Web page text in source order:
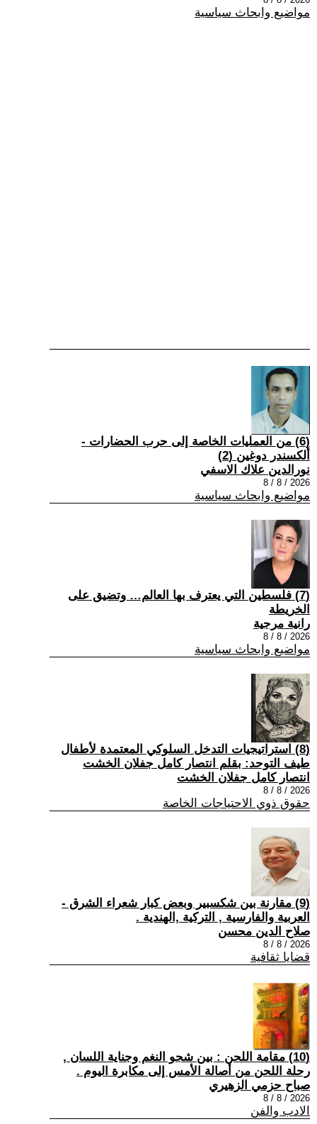
مواضيع وابحاث سياسية
(6) من العمليات الخاصة إلى حرب الحضارات -
ألكسندر دوغين (2)
نورالدين علاك الاسفي
2026 / 8 / 8
مواضيع وابحاث سياسية
(7) فلسطين التي يعترف بها العالم… وتضيق على
الخريطة
رانية مرجية
2026 / 8 / 8
مواضيع وابحاث سياسية
(8) استراتيجيات التدخل السلوكي المعتمدة لأطفال
طيف التوحد: بقلم انتصار كامل جفلان الخشت
انتصار كامل جفلان الخشت
2026 / 8 / 8
حقوق ذوي الاحتياجات الخاصة
(9) مقارنة بين شكسبير وبعض كبار شعراء الشرق -
العربية والفارسية , التركية ,الهندية .
صلاح الدين محسن
2026 / 8 / 8
قضايا ثقافية
(10) مقامة اللحن : بين شجو النغم وجناية اللسان ,
رحلة اللحن من أصالة الأمس إلى مكابرة اليوم .
صباح حزمي الزهيري
2026 / 8 / 8
الادب والفن